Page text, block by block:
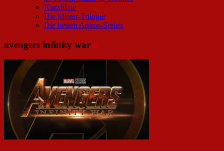
Kurzfilme
Die Mieter-Trilogie
Die besten Anime-Serien
avengers infinity war »